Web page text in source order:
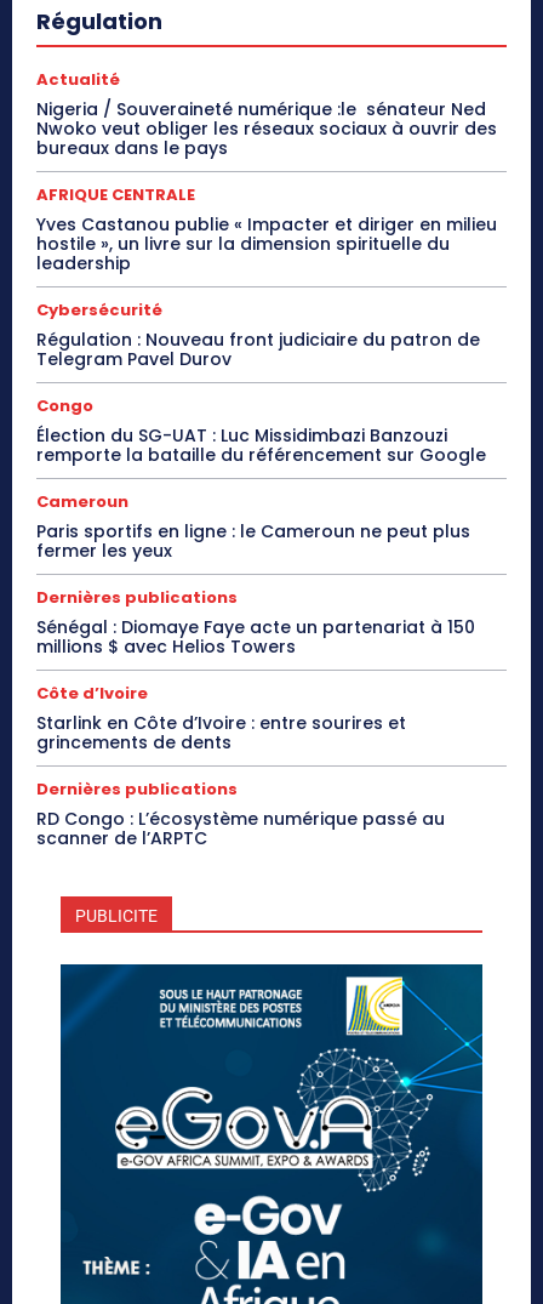
Régulation
Actualité
Nigeria / Souveraineté numérique :le sénateur Ned
Nwoko veut obliger les réseaux sociaux à ouvrir des
bureaux dans le pays
AFRIQUE CENTRALE
Yves Castanou publie « Impacter et diriger en milieu
hostile », un livre sur la dimension spirituelle du
leadership
Cybersécurité
Régulation : Nouveau front judiciaire du patron de
Telegram Pavel Durov
Congo
Élection du SG-UAT : Luc Missidimbazi Banzouzi
remporte la bataille du référencement sur Google
Cameroun
Paris sportifs en ligne : le Cameroun ne peut plus
fermer les yeux
Dernières publications
Sénégal : Diomaye Faye acte un partenariat à 150
millions $ avec Helios Towers
Côte d’Ivoire
Starlink en Côte d’Ivoire : entre sourires et
grincements de dents
Dernières publications
RD Congo : L’écosystème numérique passé au
scanner de l’ARPTC
PUBLICITE